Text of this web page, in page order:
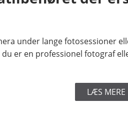
under lange fotosessioner
er en professionel fotograf
LÆS MERE